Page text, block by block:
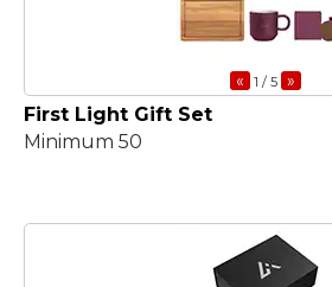
« 1 / 5 »
First Light Gift Set
Minimum 50